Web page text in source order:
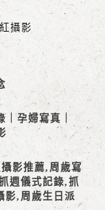
攝影
｜孕婦寫真｜